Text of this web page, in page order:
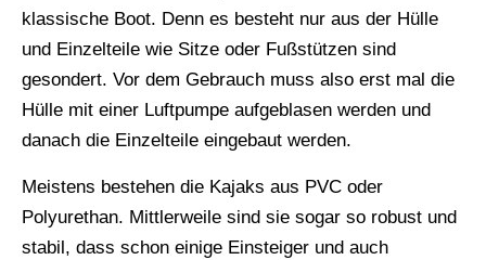
klassische Boot. Denn es besteht nur aus der Hülle
und Einzelteile wie Sitze oder Fußstützen sind
gesondert. Vor dem Gebrauch muss also erst mal die
Hülle mit einer Luftpumpe aufgeblasen werden und
danach die Einzelteile eingebaut werden.
Meistens bestehen die Kajaks aus PVC oder
Polyurethan. Mittlerweile sind sie sogar so robust und
stabil, dass schon einige Einsteiger und auch